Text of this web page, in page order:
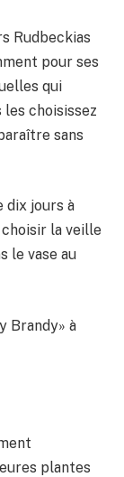
Rudbeckias
pour ses
qui
choisissez
sans
dix jours à
la veille
le vase au
Brandy» à
plantes